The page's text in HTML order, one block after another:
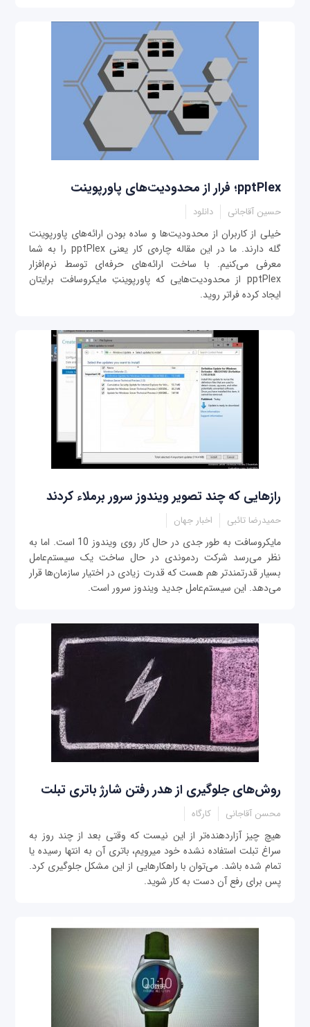
pptPlex؛ فرار از محدودیت‌های پاورپوینت
حسین آقاجانی دانلود
خیلی از کاربران از محدودیت‌ها و ساده بودن ارائه‌های پاورپوینت
گله دارند. ما در این مقاله چاره‌ی کار یعنی pptPlex را به شما
معرفی می‌کنیم. با ساخت ارائه‌های حرفه‌ای توسط نرم‌افزار
pptPlex از محدودیت‌هایی که پاور‌پوینتِ مایکروسافت برایتان
ایجاد کرده فراتر روید.
رازهایی که چند تصویر ویندوز سرور برملاء کردند
حمیدرضا تائبی اخبار جهان
مایکروسافت به طور جدی در حال کار روی ویندوز 10 است. اما به
نظر می‌رسد شرکت ردموندی در حال ساخت یک سیستم‌عامل
بسیار قدرتمندتر هم هست که قدرت زیادی در اختیار سازمان‌ها قرار
می‌دهد. این سیستم‌عامل جدید ویندوز سرور است.
روش‌های جلوگیری از هدر رفتن شارژ باتری تبلت
محسن آقاجانی کارگاه
هیچ چیز آزاردهنده‌تر از این نیست که وقتی بعد از چند روز به
سراغ تبلت استفاده نشده خود می‎رویم، باتری آن به انتها رسیده یا
تمام شده باشد. می‌توان با راهکارهایی از این مشکل جلوگیری کرد.
پس برای رفع آن دست به کار شوید.